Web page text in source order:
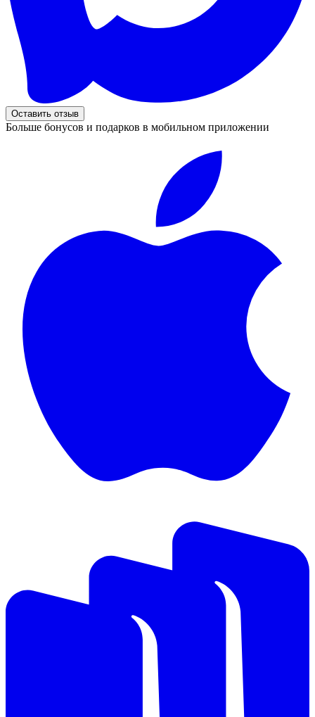
Оставить отзыв
Больше бонусов и подарков в мобильном приложении